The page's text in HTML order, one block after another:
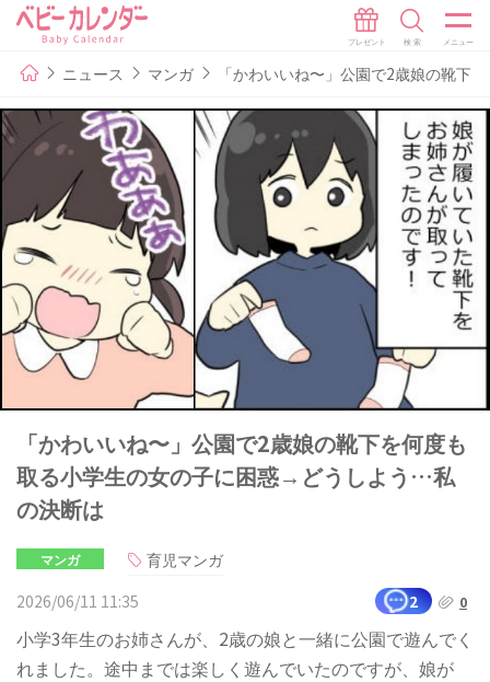
ニュース マンガ 「かわいいね〜」公園で2歳娘の靴
「かわいいね〜」公園で2歳娘の靴下を何度も
取る小学生の女の子に困惑→どうしよう…私
の決断は
マンガ
育児マンガ
2026/06/11 11:35
2 0
小学3年生のお姉さんが、2歳の娘と一緒に公園で遊んでく
れました。途中までは楽しく遊んでいたのですが、娘が